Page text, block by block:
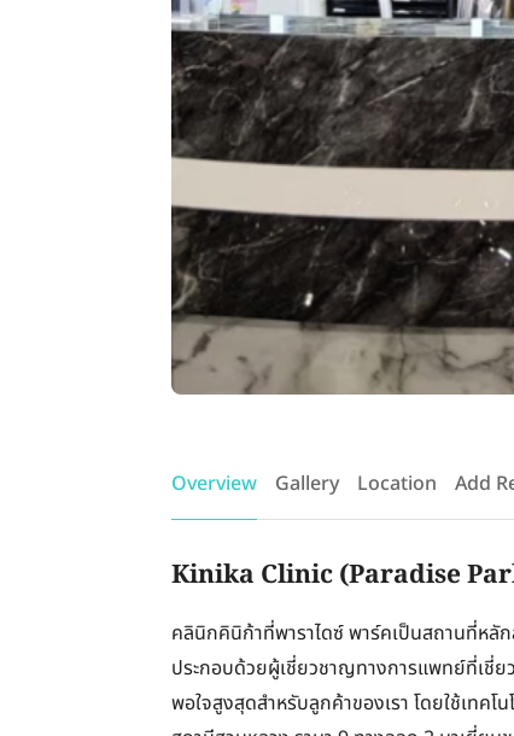
Overview Gallery Location Add
Kinika Clinic (Paradise
คลินิกคินิก้าที่พาราไดซ์ พาร์คเป็นสถานที่หลั
ประกอบด้วยผู้เชี่ยวชาญทางการแพทย์ที่เชี่ย
พอใจสูงสุดสำหรับลูกค้าของเรา โดยใช้เทค